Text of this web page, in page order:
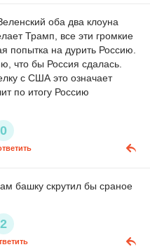
оба два клоуна
Трамп, все эти громкие
попытка на дурить Россию.
что бы Россия сдалась.
с США это означает
по итогу Россию
0
башку скрутил бы сраное
2